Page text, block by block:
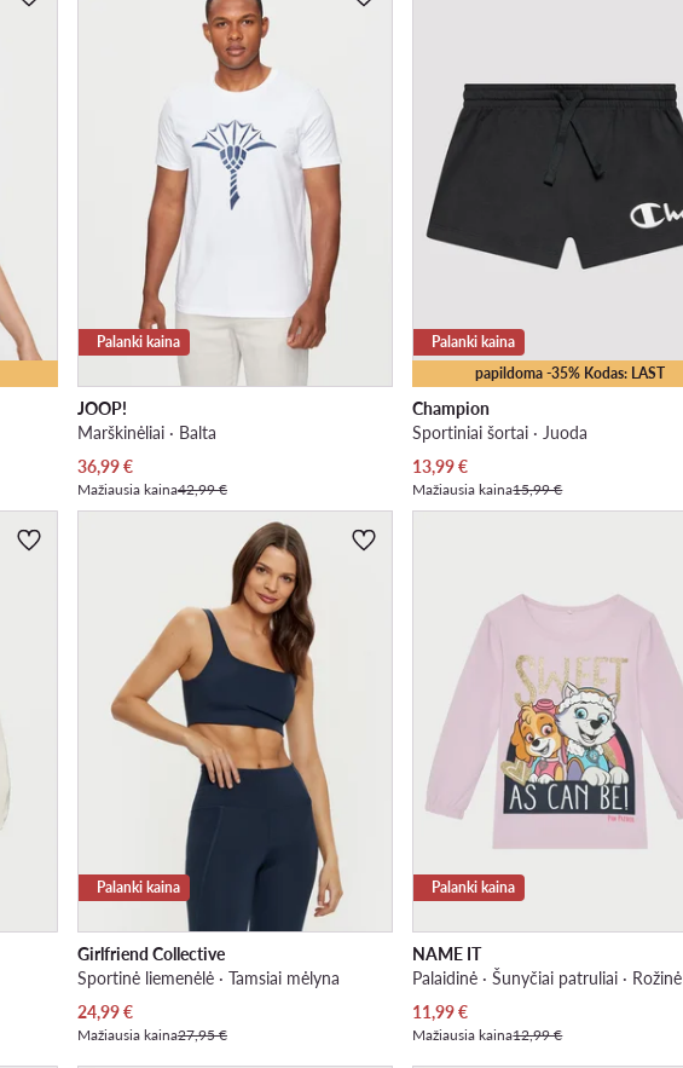
Palanki kaina
JOOP!
Marškinėliai · Balta
Dabartinė kaina
36,99€
Mažiausia kaina42,99 €
papildoma -35% Kodas: LAST
Palanki kaina
Champion
Sportiniai šortai · Juoda
Dabartinė kaina
13,99€
Mažiausia kaina15,99 €
Palanki kaina
Girlfriend Collective
Sportinė liemenėlė · Tamsiai mėlyna
Dabartinė kaina
24,99€
Mažiausia kaina27,95 €
Palanki kaina
NAME IT
Palaidinė · Šunyčiai patruliai · Rožinė
Dabartinė kaina
11,99€
Mažiausia kaina12,99 €